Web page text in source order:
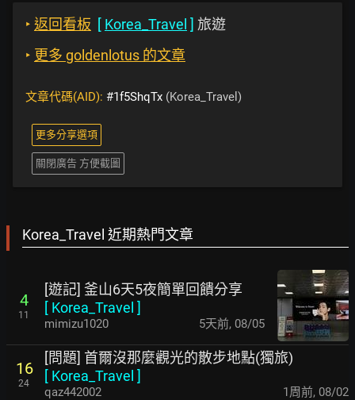
‣ 返回看板 [ Korea_Travel ] 旅遊
‣ 更多 goldenlotus 的文章
文章代碼(AID): #1f5ShqTx (Korea_Travel)
更多分享選項
關閉廣告 方便截圖
Korea_Travel 近期熱門文章
4
11
[遊記] 釜山6天5夜簡單回饋分享
[ Korea_Travel ]
mimizu1020 5天前, 08/05
16
24
[問題] 首爾沒那麼觀光的散步地點(獨旅)
[ Korea_Travel ]
qaz442002 1周前, 08/02